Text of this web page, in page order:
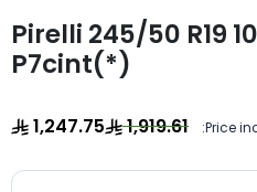
Pirelli 245/50 R19
P7cint(*)
Price
1,919.61
1,247.75